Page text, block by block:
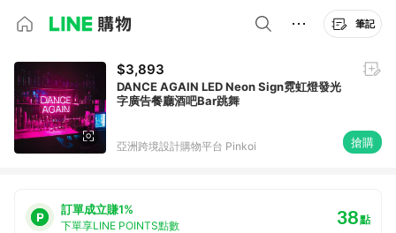
筆記
$3,893
DANCE AGAIN LED Neon Sign霓虹燈發光
字廣告餐廳酒吧Bar跳舞
亞洲跨境設計購物平台 Pinkoi 搶購
訂單成立賺1%
下單享LINE POINTS點數 38點